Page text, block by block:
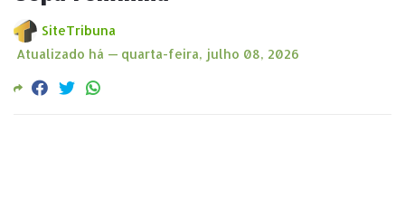
SiteTribuna
Atualizado há — quarta-feira, julho 08, 2026